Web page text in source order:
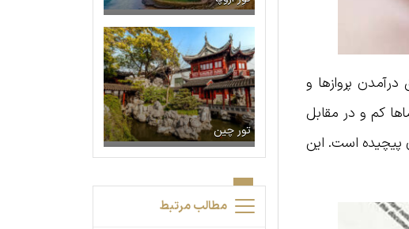
پروازها و
کم و در مقابل
پیچیده است. این
تور چین
مطالب مرتبط